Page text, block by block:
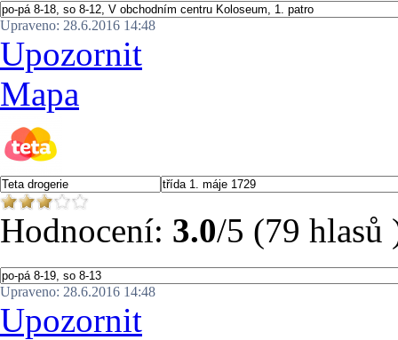
Upraveno: 28.6.2016 14:48
Upozornit
Mapa
Hodnocení: 3.0/5 (79 hlasů
Upraveno: 28.6.2016 14:48
Upozornit